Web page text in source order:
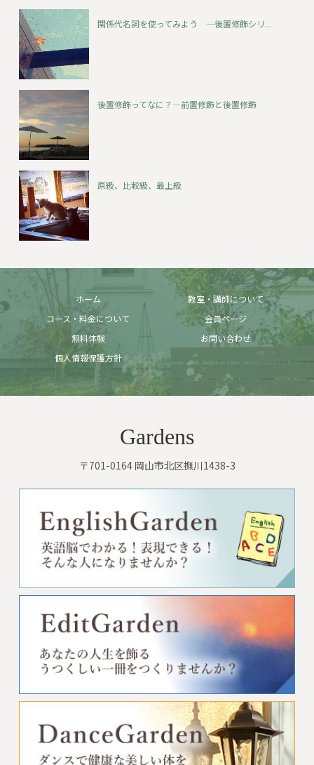
関係代名詞を使ってみよう ―後置修飾シリ...
後置修飾ってなに？―前置修飾と後置修飾
原級、比較級、最上級
ホーム
教室・講師について
コース・料金について
会員ページ
無料体験
お問い合わせ
個人情報保護方針
Gardens
〒701-0164 岡山市北区撫川1438-3